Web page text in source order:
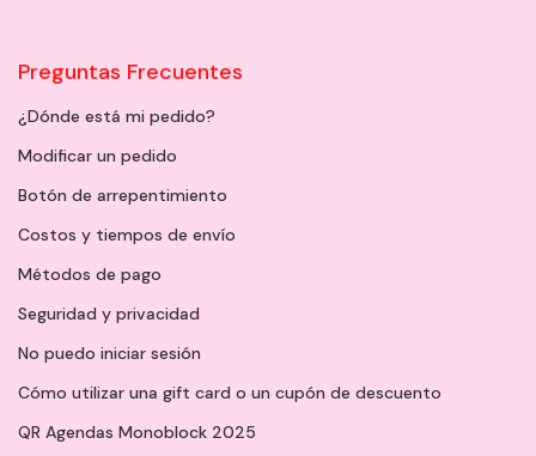
Preguntas Frecuentes
¿Dónde está mi pedido?
Modificar un pedido
Botón de arrepentimiento
Costos y tiempos de envío
Métodos de pago
Seguridad y privacidad
No puedo iniciar sesión
Cómo utilizar una gift card o un cupón de descuento
QR Agendas Monoblock 2025